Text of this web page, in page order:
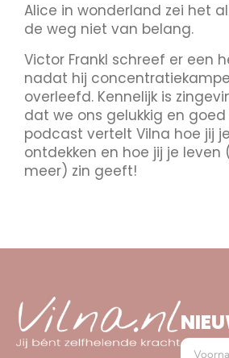
Alice in wonderland zei het
de weg niet van belang.
Victor Frankl schreef er een
nadat hij
overleefd. Kennelijk is
dat we ons gelukkig en goed
podcast vertelt Vilna hoe jij
ontdekken en hoe jij je leven
meer) zin geeft!